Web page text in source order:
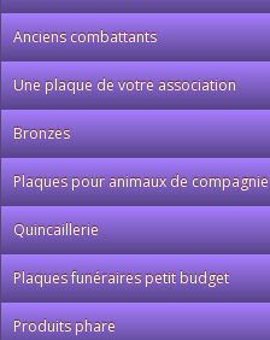
Anciens combattants
Une plaque de votre association
Bronzes
Plaques pour animaux de compagnie
Quincaillerie
Plaques funéraires petit budget
Produits phare